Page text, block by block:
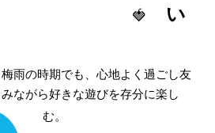
🍓
い
雨の時期でも、心地よく過ごし友
ながら好きな遊びを存分に楽し
む。